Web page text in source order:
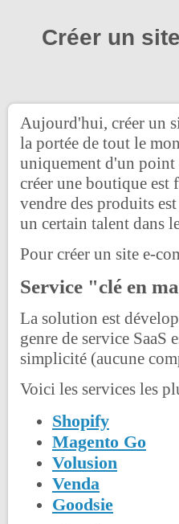
Créer un
Aujourd'hui, créer un
la portée de tout le
uniquement d'un point
créer une boutique
vendre des produits
un certain talent dans
Pour créer un site e-
Service "clé en
La solution est
genre de service SaaS
simplicité (aucune
Voici les services les
Shopify
Magento Go
Volusion
Venda
Goodsie